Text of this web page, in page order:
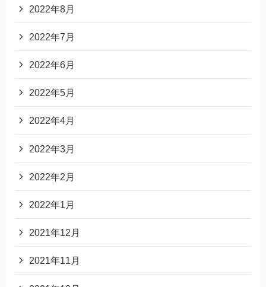
2022年8月
2022年7月
2022年6月
2022年5月
2022年4月
2022年3月
2022年2月
2022年1月
2021年12月
2021年11月